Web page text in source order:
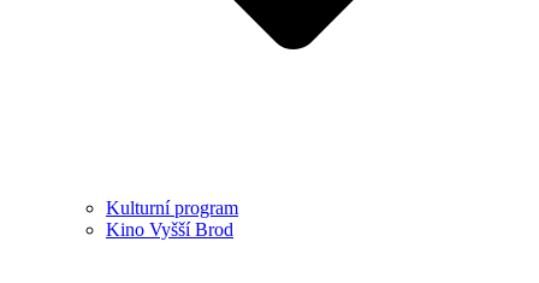
Kulturní program
Kino Vyšší Brod